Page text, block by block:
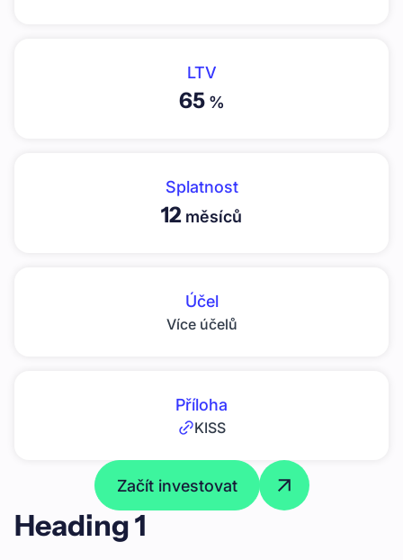
LTV
65%
Splatnost
12 měsíců
Účel
Více účelů
Příloha
KISS
Začít investovat
Heading 1